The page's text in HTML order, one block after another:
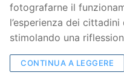
fotografarne il
l’esperienza dei
stimolando una
CONTINUA A LEGGERE